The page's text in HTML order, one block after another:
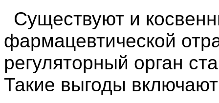
Существуют и
фармацевтической
регуляторный орган
Такие выгоды